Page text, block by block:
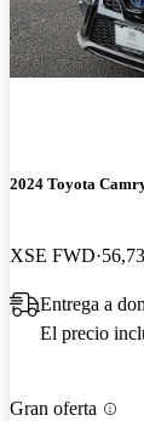
2024 Toyota
XSE FWD
Entrega a
El precio
Gran oferta